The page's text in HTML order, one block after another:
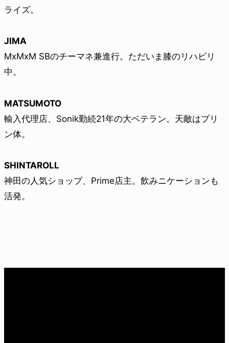
ライズ。
JIMA
MxMxM SBのチーマネ兼進行。ただいま膝のリハビリ
中。
MATSUMOTO
輸入代理店、Sonik勤続21年の大ベテラン。天敵はプリ
ン体。
SHINTAROLL
神田の人気ショップ、Prime店主。飲みニケーションも
活発。